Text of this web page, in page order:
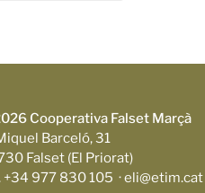
Cooperativa Falset Marçà
Barceló, 31
Falset (El Priorat)
+34 977 830 105 · eli@etim.cat